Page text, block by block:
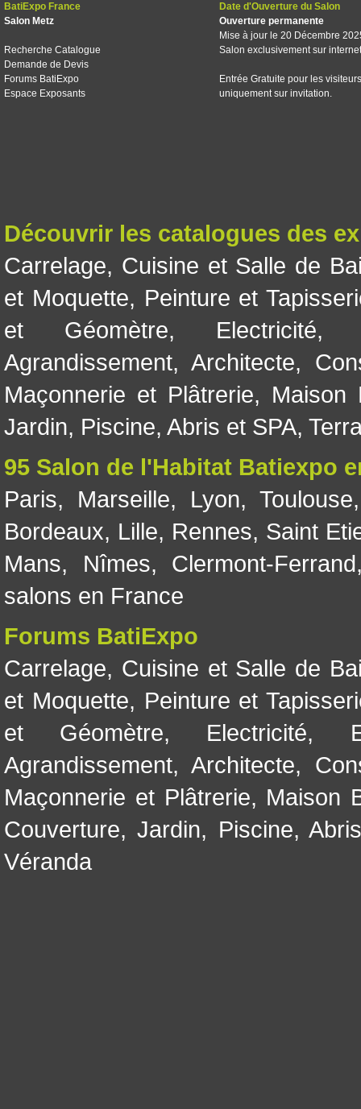
BatiExpo France
Salon Metz
Recherche Catalogue
Demande de Devis
Forums BatiExpo
Espace Exposants
Date d'Ouverture du Salon
Ouverture permanente
Mise à jour le 20 Décembre
Salon exclusivement sur internet
Entrée Gratuite pour les visiteurs
uniquement sur invitation.
Découvrir les catalogues des
Carrelage, Cuisine et Salle de
et Moquette, Peinture et
et Géomètre, Electricité
Agrandissement, Architecte,
Maçonnerie et Plâtrerie, Maison
Jardin, Piscine, Abris et SPA,
95 Salon de l'Habitat Batiexpo
Paris, Marseille, Lyon, Toulouse
Bordeaux, Lille, Rennes, Saint
Mans, Nîmes, Clermont-Ferrand
salons en France
Forums BatiExpo
Carrelage, Cuisine et Salle de
et Moquette, Peinture et
et Géomètre, Electricité,
Agrandissement, Architecte,
Maçonnerie et Plâtrerie, Maison
Couverture,Jardin, Piscine,
Véranda